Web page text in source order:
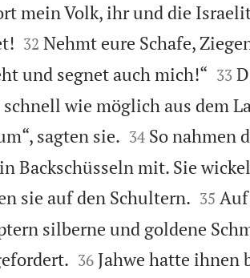
mein Volk, ihr und die

32 Nehmt eure Schafe,
und segnet auch mich!“
33
wie möglich aus dem
sagten sie.
34 So nahmen
Backschüsseln mit. Sie
sie auf den Schultern.
35
silberne und goldene

36 Jahwe hatte ihnen